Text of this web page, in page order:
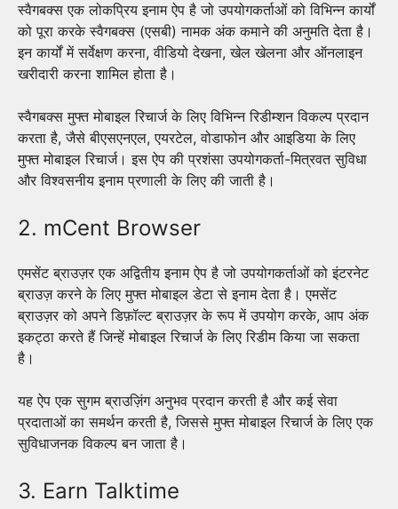
स्वैगबक्स एक लोकप्रिय इनाम ऐप है जो उपयोगकर्ताओं को विभिन्न कार्यों
को पूरा करके स्वैगबक्स (एसबी) नामक अंक कमाने की अनुमति देता है।
इन कार्यों में सर्वेक्षण करना, वीडियो देखना, खेल खेलना और ऑनलाइन
खरीदारी करना शामिल होता है।
स्वैगबक्स मुफ्त मोबाइल रिचार्ज के लिए विभिन्न रिडीम्शन विकल्प प्रदान
करता है, जैसे बीएसएनएल, एयरटेल, वोडाफोन और आइडिया के लिए
मुफ्त मोबाइल रिचार्ज। इस ऐप की प्रशंसा उपयोगकर्ता-मित्रवत सुविधा
और विश्वसनीय इनाम प्रणाली के लिए की जाती है।
2. mCent Browser
एमसेंट ब्राउज़र एक अद्वितीय इनाम ऐप है जो उपयोगकर्ताओं को इंटरनेट
ब्राउज़ करने के लिए मुफ्त मोबाइल डेटा से इनाम देता है। एमसेंट
ब्राउज़र को अपने डिफ़ॉल्ट ब्राउज़र के रूप में उपयोग करके, आप अंक
इकट्ठा करते हैं जिन्हें मोबाइल रिचार्ज के लिए रिडीम किया जा सकता
है।
यह ऐप एक सुगम ब्राउज़िंग अनुभव प्रदान करती है और कई सेवा
प्रदाताओं का समर्थन करती है, जिससे मुफ्त मोबाइल रिचार्ज के लिए एक
सुविधाजनक विकल्प बन जाता है।
3. Earn Talktime